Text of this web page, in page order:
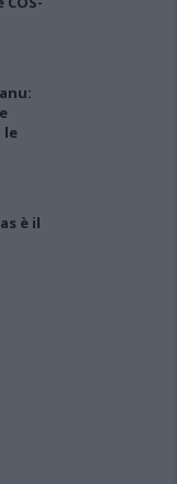
le
è il